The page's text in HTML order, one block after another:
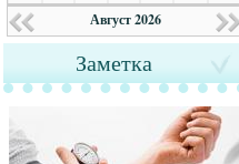
Август 2026
Заметка